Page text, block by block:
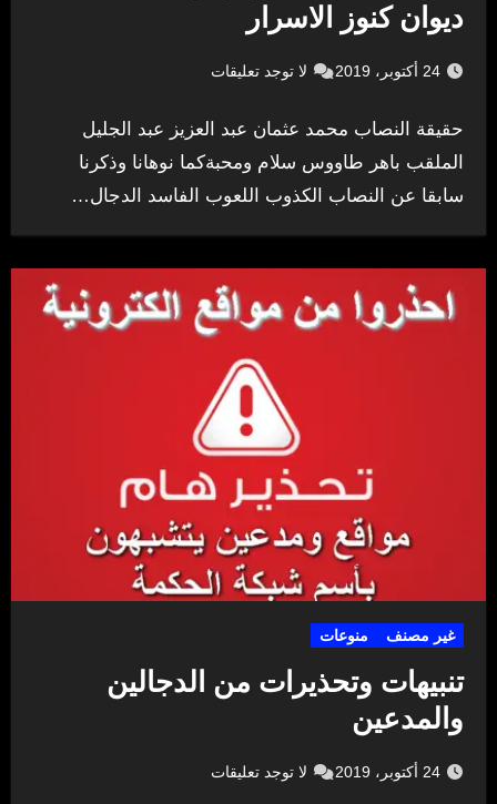
ديوان كنوز الاسرار
24 أكتوبر، 2019 لا توجد تعليقات
حقيقة النصاب محمد عثمان عبد العزيز عبد الجليل
الملقب باهر طاووس سلام ومحبةكما نوهانا وذكرنا
سابقا عن النصاب الكذوب اللعوب الفاسد الدجال…
غير مصنف منوعات
تنبيهات وتحذيرات من الدجالين
والمدعين
24 أكتوبر، 2019 لا توجد تعليقات